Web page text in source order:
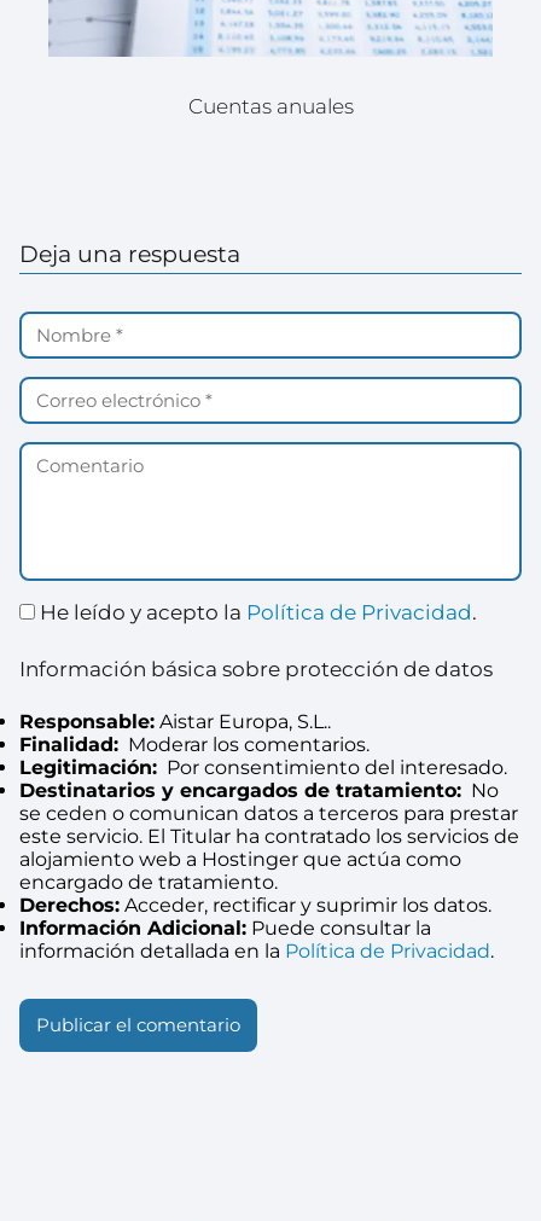
Cuentas anuales
Deja una respuesta
He leído y acepto la Política de Privacidad.
Información básica sobre protección de datos
Responsable: Aistar Europa, S.L..
Finalidad: Moderar los comentarios.
Legitimación: Por consentimiento del interesado.
Destinatarios y encargados de tratamiento: No
se ceden o comunican datos a terceros para prestar
este servicio. El Titular ha contratado los servicios de
alojamiento web a Hostinger que actúa como
encargado de tratamiento.
Derechos: Acceder, rectificar y suprimir los datos.
Información Adicional: Puede consultar la
información detallada en la Política de Privacidad.